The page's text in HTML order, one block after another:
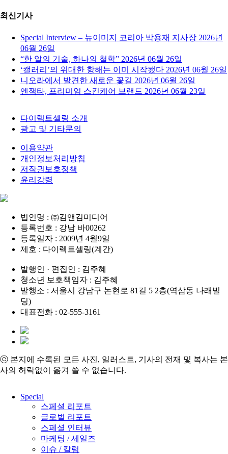
최신기사
Special Interview – 뉴이미지 코리아 박용재 지사장 2026년
06월 26일
“한 알의 기술, 하나의 철학” 2026년 06월 26일
‘캘러리’의 위대한 항해는 이미 시작됐다 2026년 06월 26일
니오라에서 발견한 새로운 꽃길 2026년 06월 26일
엔잭타, 프리미엄 스킨케어 브랜드 2026년 06월 23일
다이렉트셀링 소개
광고 및 기타문의
이용약관
개인정보처리방침
저작권보호정책
윤리강령
법인명 : ㈜김앤김미디어
등록번호 : 강남 바00262
등록일자 : 2009년 4월9일
제호 : 다이렉트셀링(계간)
발행인 · 편집인 : 김주혜
청소년 보호책임자 : 김주혜
발행소 : 서울시 강남구 논현로 81길 5 2층(역삼동 나래빌
딩)
대표전화 : 02-555-3161
ⓒ 본지에 수록된 모든 사진, 일러스트, 기사의 전재 및 복사는 본
사의 허락없이 옮겨 쓸 수 없습니다.
Close
Special
스페셜 리포트
글로벌 리포트
스페셜 인터뷰
마케팅 / 세일즈
이슈 / 칼럼